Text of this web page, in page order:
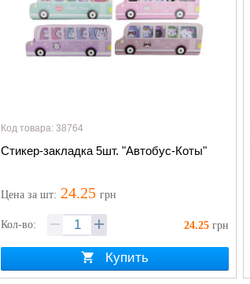
Код товара: 38764
Стикер-закладка 5шт. "Автобус-Коты"
Цена за шт: 24.25 грн
Кол-во: 24.25 грн
Купить